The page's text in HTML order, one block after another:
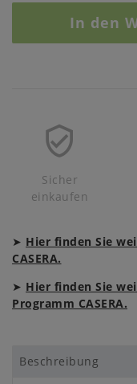
In den
Sicher
einkaufen
➤ Hier finden Sie
CASERA.
➤ Hier finden Sie
Programm CASERA.
Beschreibung